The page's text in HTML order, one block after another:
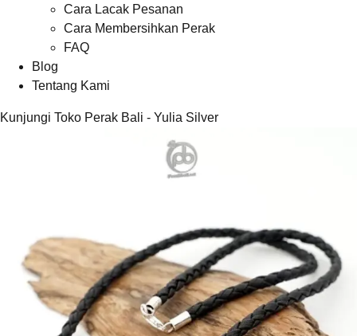
Cara Lacak Pesanan
Cara Membersihkan Perak
FAQ
Blog
Tentang Kami
Kunjungi Toko Perak Bali - Yulia Silver